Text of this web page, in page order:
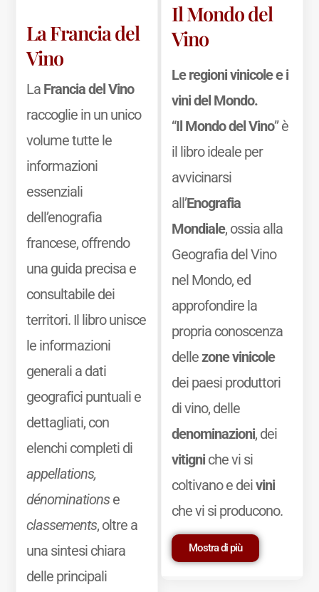
La Francia del
Vino
La Francia del Vino
raccoglie in un unico
volume tutte le
informazioni
essenziali
dell’enografia
francese, offrendo
una guida precisa e
consultabile dei
territori. Il libro unisce
le informazioni
generali a dati
geografici puntuali e
dettagliati, con
elenchi completi di
appellations,
dénominationse
classements, oltre a
una sintesi chiara
delle principali
Il Mondo del
Vino
Le regioni vinicole e i
vini del Mondo.
“Il Mondo del Vino” è
il libro ideale per
avvicinarsi
all’Enografia
Mondiale, ossia alla
Geografia del Vino
nel Mondo, ed
approfondire la
propria conoscenza
dellezone vinicole
dei paesi produttori
di vino, delle
denominazioni, dei
vitigniche vi si
coltivano e deivini
che vi si producono.
Mostra di più